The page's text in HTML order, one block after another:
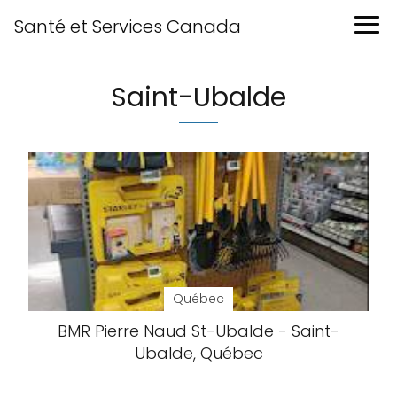
Santé et Services Canada
Saint-Ubalde
Québec
BMR Pierre Naud St-Ubalde - Saint-
Ubalde, Québec